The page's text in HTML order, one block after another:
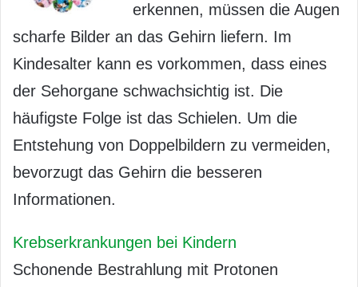
erkennen, müssen die Augen
scharfe Bilder an das Gehirn liefern. Im
Kindesalter kann es vorkommen, dass eines
der Sehorgane schwachsichtig ist. Die
häufigste Folge ist das Schielen. Um die
Entstehung von Doppelbildern zu vermeiden,
bevorzugt das Gehirn die besseren
Informationen.
Krebserkrankungen bei Kindern
Schonende Bestrahlung mit Protonen